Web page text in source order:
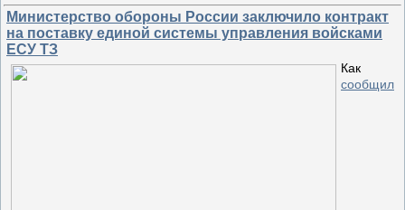
Министерство обороны России заключило контракт
на поставку единой системы управления войсками
ЕСУ ТЗ
Как
сообщил